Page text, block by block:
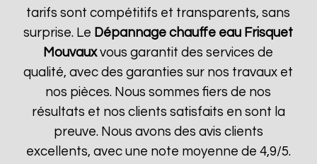
tarifs sont compétitifs et transparents, sans
surprise. Le Dépannage chauffe eau Frisquet
Mouvauxvous garantit des services de
qualité, avec des garanties sur nos travaux et
nos pièces. Nous sommes fiers de nos
résultats et nos clients satisfaits en sont la
preuve. Nous avons des avis clients
excellents, avec une note moyenne de 4,9/5.